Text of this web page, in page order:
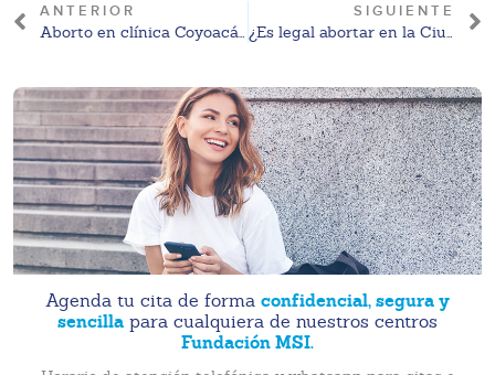
ANTERIOR
Aborto en clínica Coyoacán CDMX: opciones legales y orientación médica general
SIGUIENTE
¿Es legal abortar en la Ciudad de México en 2026? Marco legal y derechos vigentes
Agenda tu cita de forma confidencial, segura y
sencilla para cualquiera de nuestros centros
Fundación MSI.